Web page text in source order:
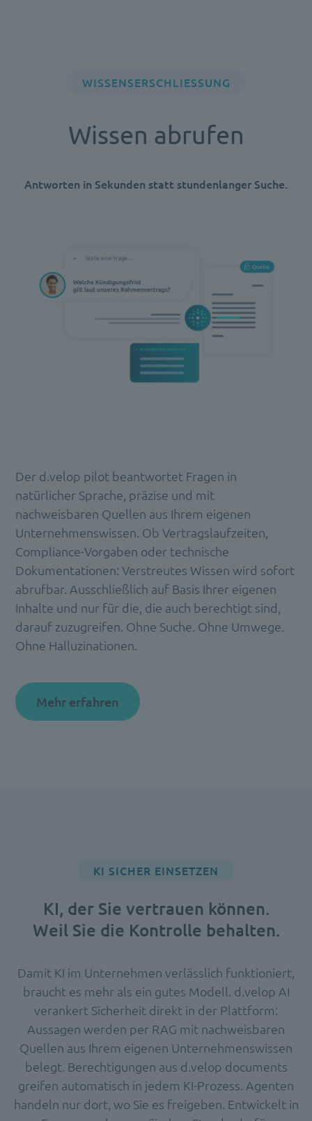
WISSENSERSCHLIESSUNG
Wissen abrufen
Antworten in Sekunden statt stundenlanger Suche.
Der d.velop pilot beantwortet Fragen in
natürlicher Sprache, präzise und mit
nachweisbaren Quellen aus Ihrem eigenen
Unternehmenswissen. Ob Vertragslaufzeiten,
Compliance-Vorgaben oder technische
Dokumentationen: Verstreutes Wissen wird sofort
abrufbar. Ausschließlich auf Basis Ihrer eigenen
Inhalte und nur für die, die auch berechtigt sind,
darauf zuzugreifen. Ohne Suche. Ohne Umwege.
Ohne Halluzinationen.
Mehr erfahren
KI SICHER EINSETZEN
KI, der Sie vertrauen können.
Weil Sie die Kontrolle behalten.
Damit KI im Unternehmen verlässlich funktioniert,
braucht es mehr als ein gutes Modell. d.velop AI
verankert Sicherheit direkt in der Plattform:
Aussagen werden per RAG mit nachweisbaren
Quellen aus Ihrem eigenen Unternehmenswissen
belegt. Berechtigungen aus d.velop documents
greifen automatisch in jedem KI-Prozess. Agenten
handeln nur dort, wo Sie es freigeben. Entwickelt in